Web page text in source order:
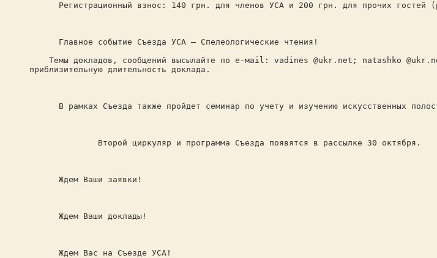
Регистрационный взнос: 140 грн. для членов УСА и 200 грн. для прочих гостей
Главное событие Съезда УСА – Спелеологические чтения!
Темы докладов, сообщений высылайте по е-маil: vadines @ukr.net; natashko
приблизительную длительность доклада.
В рамках Съезда также пройдет семинар по учету и изучению искусственных
Второй циркуляр и программа Съезда появятся в рассылке 30 октября.
Ждем Ваши заявки!
Ждем Ваши доклады!
Ждем Вас на Съезде УСА!